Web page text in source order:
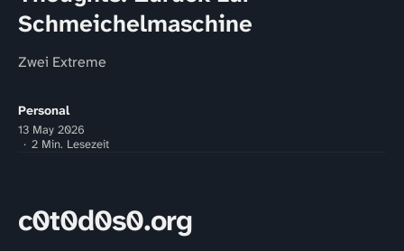
Schmeichelmaschine
Zwei Extreme
Personal
13 May 2026
2 Min. Lesezeit
c0t0d0s0.org